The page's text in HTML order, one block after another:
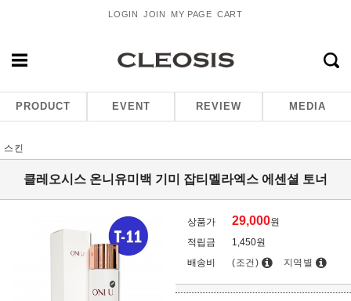
LOGIN JOIN MY PAGE CART
PRODUCT EVENT REVIEW MEDIA
스킨
클레오시스 온니유미백 기미 잡티멜라엑스 에센셜 토너
상품가 29,000원
적립금
1,450원
배송비
(조건) 지역별